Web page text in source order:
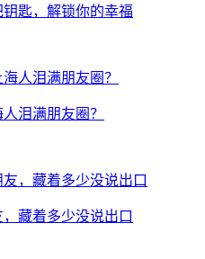
匙，解锁你的幸福
泪满朋友圈？
藏着多少没说出口